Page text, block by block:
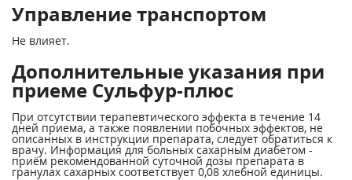
Управление транспортом
Не влияет.
Дополнительные указания при
приеме Сульфур-плюс
При отсутствии терапевтического эффекта в течение 14
дней приема, а также появлении побочных эффектов, не
описанных в инструкции препарата, следует обратиться к
врачу. Информация для больных сахарным диабетом -
приём рекомендованной суточной дозы препарата в
гранулах сахарных соответствует 0,08 хлебной единицы.